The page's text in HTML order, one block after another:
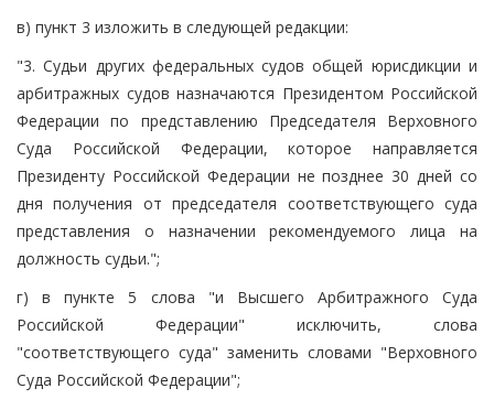
в) пункт 3 изложить в следующей редакции:
"3. Судьи других федеральных судов общей юрисдикции и
арбитражных судов назначаются Президентом Российской
Федерации по представлению Председателя Верховного
Суда Российской Федерации, которое направляется
Президенту Российской Федерации не позднее 30 дней со
дня получения от председателя соответствующего суда
представления о назначении рекомендуемого лица на
должность судьи.";
г) в пункте 5 слова "и Высшего Арбитражного Суда
Российской Федерации" исключить, слова
"соответствующего суда" заменить словами "Верховного
Суда Российской Федерации";